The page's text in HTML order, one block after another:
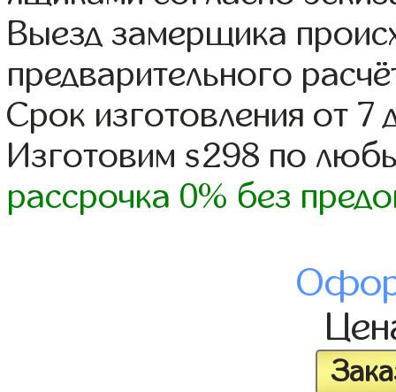
Выезд замерщика
предварительного
Срок изготовления от 7
Изготовим s298 по
рассрочка 0% без